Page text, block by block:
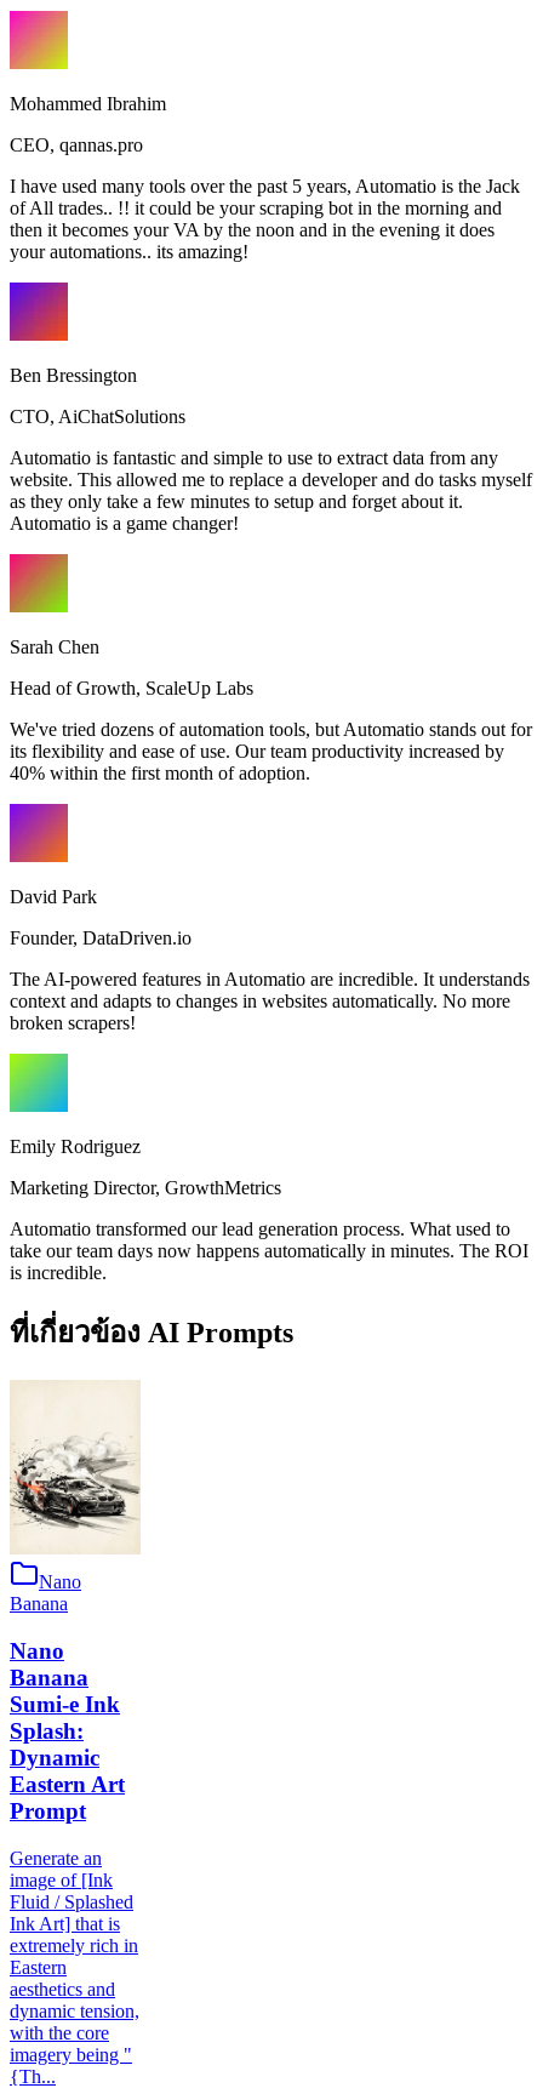
Mohammed Ibrahim
CEO, qannas.pro
I have used many tools over the past 5 years, Automatio is the Jack
of All trades.. !! it could be your scraping bot in the morning and
then it becomes your VA by the noon and in the evening it does
your automations.. its amazing!
Ben Bressington
CTO, AiChatSolutions
Automatio is fantastic and simple to use to extract data from any
website. This allowed me to replace a developer and do tasks myself
as they only take a few minutes to setup and forget about it.
Automatio is a game changer!
Sarah Chen
Head of Growth, ScaleUp Labs
We've tried dozens of automation tools, but Automatio stands out for
its flexibility and ease of use. Our team productivity increased by
40% within the first month of adoption.
David Park
Founder, DataDriven.io
The AI-powered features in Automatio are incredible. It understands
context and adapts to changes in websites automatically. No more
broken scrapers!
Emily Rodriguez
Marketing Director, GrowthMetrics
Automatio transformed our lead generation process. What used to
take our team days now happens automatically in minutes. The ROI
is incredible.
ที่เกี่ยวข้อง AI Prompts
Nano
Banana
Nano
Banana
Sumi-e Ink
Splash:
Dynamic
Eastern Art
Prompt
Generate an
image of [Ink
Fluid / Splashed
Ink Art] that is
extremely rich in
Eastern
aesthetics and
dynamic tension,
with the core
imagery being "
{Th...